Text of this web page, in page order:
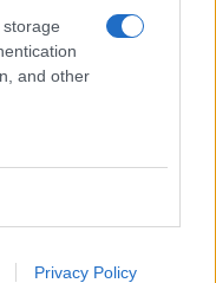
and other
Privacy Policy
Pro új színeit –
lesz, de nem